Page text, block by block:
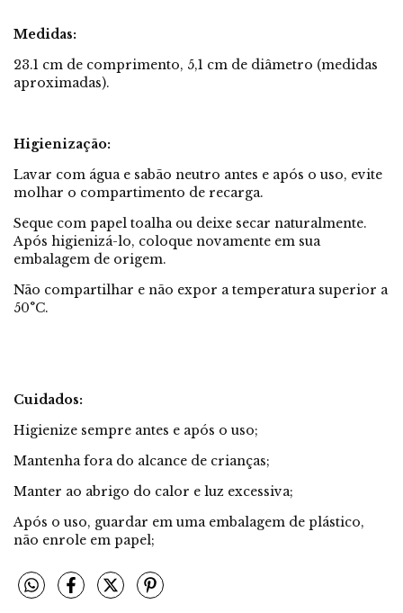
Medidas:
23.1 cm de comprimento, 5,1 cm de diâmetro (medidas
aproximadas).
Higienização:
Lavar com água e sabão neutro antes e após o uso, evite
molhar o compartimento de recarga.
Seque com papel toalha ou deixe secar naturalmente.
Após higienizá-lo, coloque novamente em sua
embalagem de origem.
Não compartilhar e não expor a temperatura superior a
50°C.
Cuidados:
Higienize sempre antes e após o uso;
Mantenha fora do alcance de crianças;
Manter ao abrigo do calor e luz excessiva;
Após o uso, guardar em uma embalagem de plástico,
não enrole em papel;